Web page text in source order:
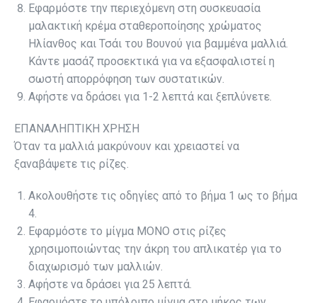
Εφαρμόστε την περιεχόμενη στη συσκευασία
μαλακτική κρέμα σταθεροποίησης χρώματος
Ηλίανθος και Τσάι του Βουνού για βαμμένα μαλλιά.
Κάντε μασάζ προσεκτικά για να εξασφαλιστεί η
σωστή απορρόφηση των συστατικών.
Αφήστε να δράσει για 1-2 λεπτά και ξεπλύνετε.
ΕΠΑΝΑΛΗΠΤΙΚΗ ΧΡΗΣΗ
Όταν τα µαλλιά µακρύνουν και χρειαστεί να
ξαναβάψετε τις ρίζες.
Ακολουθήστε τις οδηγίες από το βήµα 1 ως το βήµα
4.
Εφαρμόστε το μίγμα ΜΟΝΟ στις ρίζες
χρησιμοποιώντας την άκρη του απλικατέρ για το
διαχωρισμό των μαλλιών.
Αφήστε να δράσει για 25 λεπτά.